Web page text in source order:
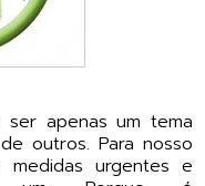
apenas um tema
outros. Para nosso
urgentes e